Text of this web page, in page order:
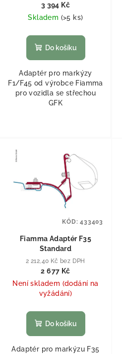
3 394 Kč
Skladem (>5 ks)
Do košíku
Adaptér pro markýzy
F1/F45 od výrobce Fiamma
pro vozidla se střechou
GFK
Fiamma Adaptér F35
Standard
2 212,40 Kč bez DPH
2 677 Kč
Není skladem (dodání na
vyžádání)
Do košíku
Adaptér pro markýzu F35
KÓD:433403